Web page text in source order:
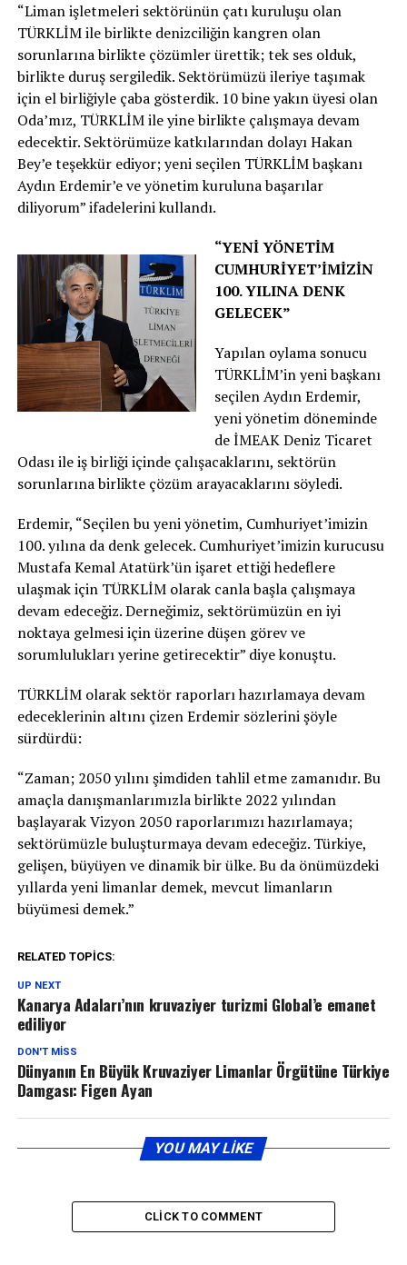
“Liman işletmeleri sektörünün çatı kuruluşu olan
TÜRKLİM ile birlikte denizciliğin kangren olan
sorunlarına birlikte çözümler ürettik; tek ses olduk,
birlikte duruş sergiledik. Sektörümüzü ileriye taşımak
için el birliğiyle çaba gösterdik. 10 bine yakın üyesi olan
Oda’mız, TÜRKLİM ile yine birlikte çalışmaya devam
edecektir. Sektörümüze katkılarından dolayı Hakan
Bey’e teşekkür ediyor; yeni seçilen TÜRKLİM başkanı
Aydın Erdemir’e ve yönetim kuruluna başarılar
diliyorum” ifadelerini kullandı.
“YENİ YÖNETİM
CUMHURİYET’İMİZİN
100. YILINA DENK
GELECEK”
Yapılan oylama sonucu
TÜRKLİM’in yeni başkanı
seçilen Aydın Erdemir,
yeni yönetim döneminde
de İMEAK Deniz Ticaret
Odası ile iş birliği içinde çalışacaklarını, sektörün
sorunlarına birlikte çözüm arayacaklarını söyledi.
Erdemir, “Seçilen bu yeni yönetim, Cumhuriyet’imizin
100. yılına da denk gelecek. Cumhuriyet’imizin kurucusu
Mustafa Kemal Atatürk’ün işaret ettiği hedeflere
ulaşmak için TÜRKLİM olarak canla başla çalışmaya
devam edeceğiz. Derneğimiz, sektörümüzün en iyi
noktaya gelmesi için üzerine düşen görev ve
sorumlulukları yerine getirecektir” diye konuştu.
TÜRKLİM olarak sektör raporları hazırlamaya devam
edeceklerinin altını çizen Erdemir sözlerini şöyle
sürdürdü:
“Zaman; 2050 yılını şimdiden tahlil etme zamanıdır. Bu
amaçla danışmanlarımızla birlikte 2022 yılından
başlayarak Vizyon 2050 raporlarımızı hazırlamaya;
sektörümüzle buluşturmaya devam edeceğiz. Türkiye,
gelişen, büyüyen ve dinamik bir ülke. Bu da önümüzdeki
yıllarda yeni limanlar demek, mevcut limanların
büyümesi demek.”
RELATED TOPICS:
UP NEXT
Kanarya Adaları’nın kruvaziyer turizmi Global’e emanet
ediliyor
DON'T MISS
Dünyanın En Büyük Kruvaziyer Limanlar Örgütüne Türkiye
Damgası: Figen Ayan
YOU MAY LIKE
CLICK TO COMMENT